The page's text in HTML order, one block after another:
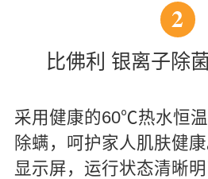
2
比佛利 银离子除
采用健康的60℃热水恒
除螨，呵护家人肌肤健
显示屏，运行状态清晰